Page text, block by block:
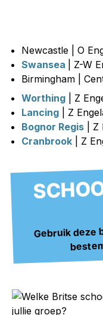
Newcastle | O
Swansea
| Z-W
Birmingham |
Worthing | Z
Lancing | Z
Bognor Regis | Z
Cranbrook | Z
Gebruik deze